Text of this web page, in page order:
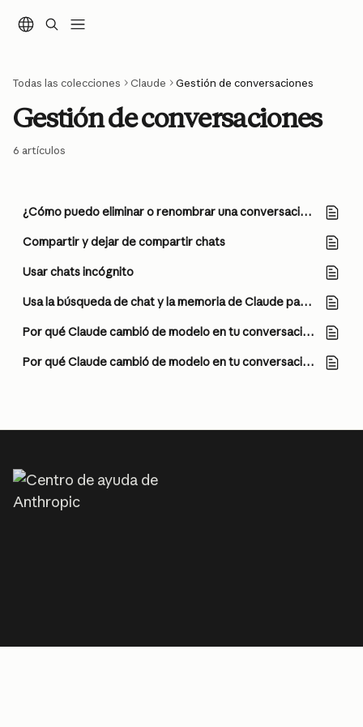
Todas las colecciones Claude Gestión de conversaciones
Gestión de conversaciones
6 artículos
¿Cómo puedo eliminar o renombrar una conversación?
Compartir y dejar de compartir chats
Usar chats incógnito
Usa la búsqueda de chat y la memoria de Claude para construir sobre el contexto anterior
Por qué Claude cambió de modelo en tu conversación con Fable 5
Por qué Claude cambió de modelo en tu conversación con Opus 5